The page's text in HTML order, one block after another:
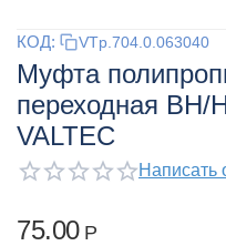
КОД: VTp.704.0.063040
Муфта
переходная ВН/
VALTEC
Написать
75.00 Р